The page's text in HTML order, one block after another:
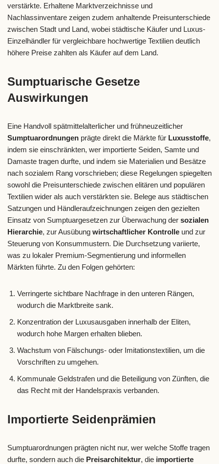
verstärkte. Erhaltene Marktverzeichnisse und
Nachlassinventare zeigen zudem anhaltende Preisunterschiede
zwischen Stadt und Land, wobei städtische Käufer und Luxus-
Einzelhändler für vergleichbare hochwertige Textilien deutlich
höhere Preise zahlten als Käufer auf dem Land.
Sumptuarische Gesetze
Auswirkungen
Eine Handvoll spätmittelalterlicher und frühneuzeitlicher
Sumptuarordnungen prägte direkt die Märkte für Luxusstoffe,
indem sie einschränkten, wer importierte Seiden, Samte und
Damaste tragen durfte, und indem sie Materialien und Besätze
nach sozialem Rang vorschrieben; diese Regelungen spiegelten
sowohl die Preisunterschiede zwischen elitären und populären
Textilien wider als auch verstärkten sie. Belege aus städtischen
Satzungen und Händleraufzeichnungen zeigen den gezielten
Einsatz von Sumptuargesetzen zur Überwachung der sozialen
Hierarchie, zur Ausübung wirtschaftlicher Kontrolle und zur
Steuerung von Konsummustern. Die Durchsetzung variierte,
was zu lokaler Premium-Segmentierung und informellen
Märkten führte. Zu den Folgen gehörten:
Verringerte sichtbare Nachfrage in den unteren Rängen,
wodurch die Marktbreite sank.
Konzentration der Luxusausgaben innerhalb der Eliten,
wodurch hohe Margen erhalten blieben.
Wachstum von Fälschungs- oder Imitationstextilien, um die
Vorschriften zu umgehen.
Kommunale Geldstrafen und die Beteiligung von Zünften, die
das Recht mit der Handelspraxis verbanden.
Importierte Seidenprämien
Sumptuarordnungen prägten nicht nur, wer welche Stoffe tragen
durfte, sondern auch die Preisarchitektur, die importierte